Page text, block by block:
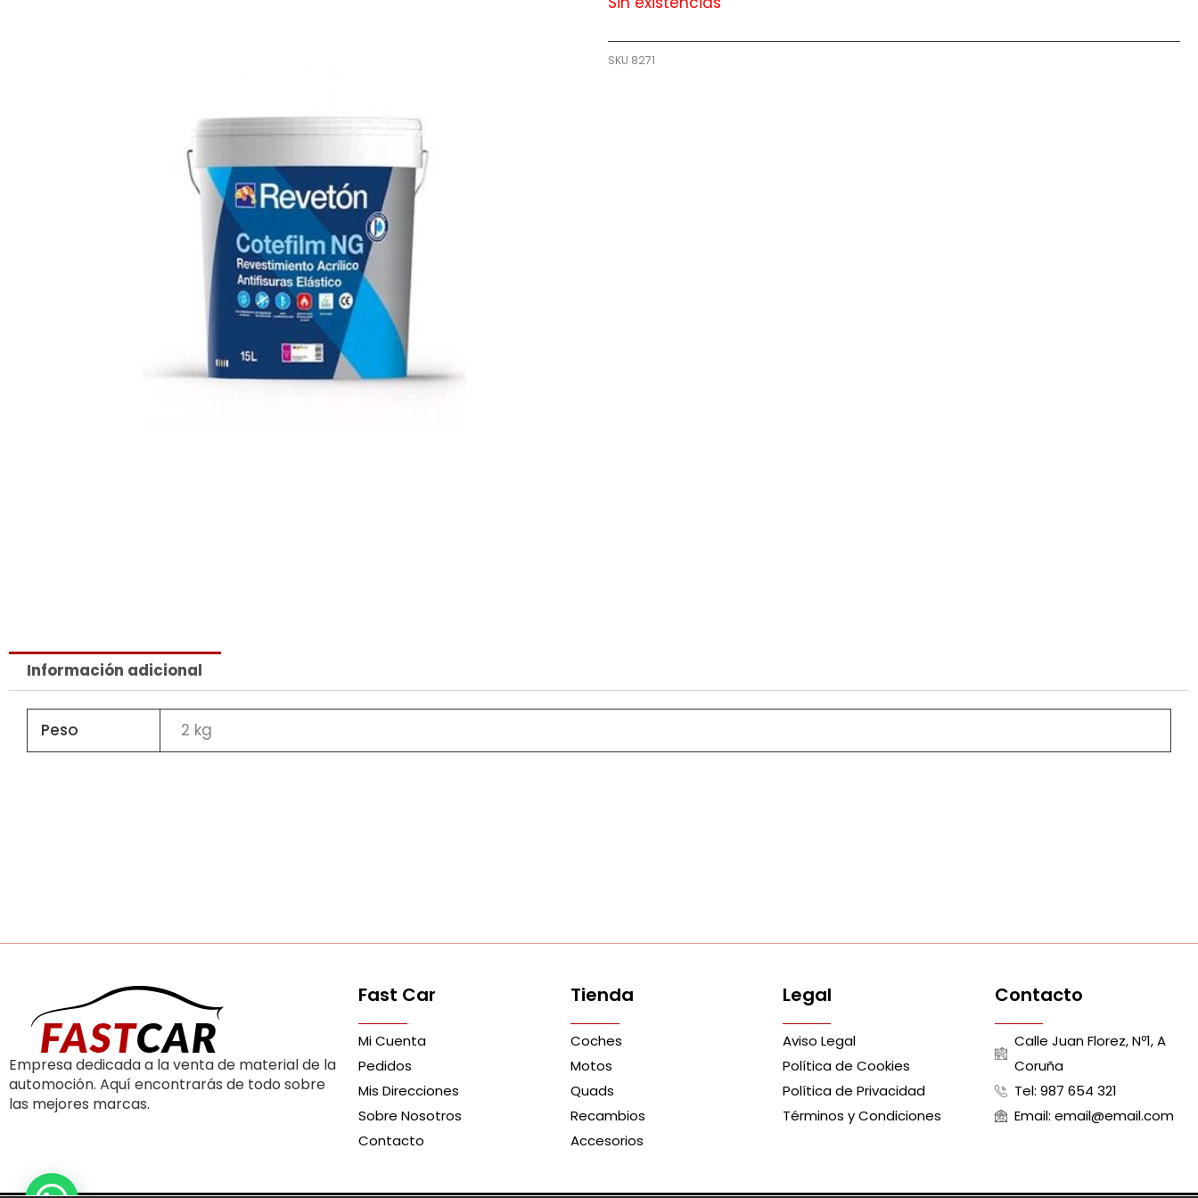
SKU 8271
Información adicional
Peso 2 kg
Empresa dedicada a la venta de material de la
automoción. Aquí encontrarás de todo sobre
las mejores marcas.
Fast Car
Mi Cuenta
Pedidos
Mis Direcciones
Sobre Nosotros
Contacto
Tienda
Coches
Motos
Quads
Recambios
Accesorios
Legal
Aviso Legal
Política de Cookies
Política de Privacidad
Términos y Condiciones
Contacto
Calle Juan Florez, Nº1, A
Coruña
Tel: 987 654 321
Email: email@email.com